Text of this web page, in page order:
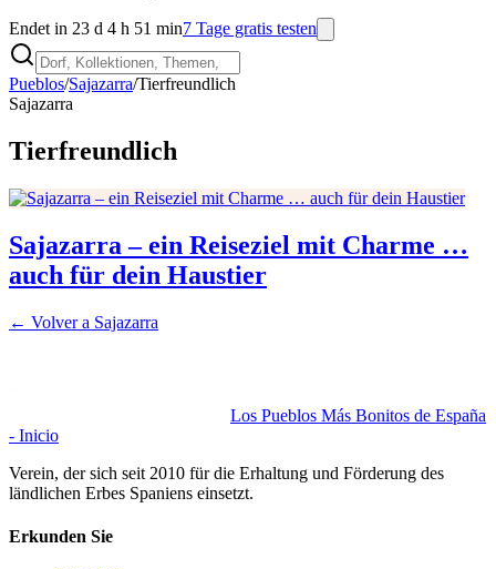
Endet in 23 d 4 h 51 min7 Tage gratis testen
Pueblos/Sajazarra/Tierfreundlich
Sajazarra
Tierfreundlich
Sajazarra – ein Reiseziel mit Charme …
auch für dein Haustier
← Volver a Sajazarra
Los Pueblos Más Bonitos de España
- Inicio
Verein, der sich seit 2010 für die Erhaltung und Förderung des
ländlichen Erbes Spaniens einsetzt.
Erkunden Sie